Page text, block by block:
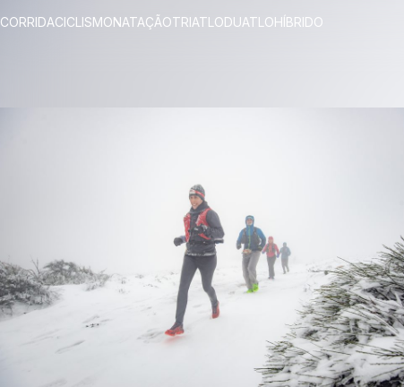
CORRIDACICLISMONATAÇÃOTRIATLODUATLOHÍBRIDO